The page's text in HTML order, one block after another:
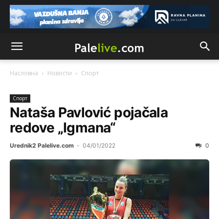
Насловна Новости Спорт
Спорт
Nataša Pavlović pojačala
rеdovе „Igmana“
Urednik2 Palelive.com - 04/01/2022 0